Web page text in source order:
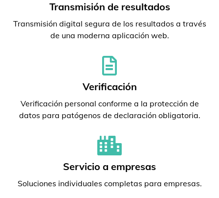
Transmisión de resultados
Transmisión digital segura de los resultados a través
de una moderna aplicación web.
Verificación
Verificación personal conforme a la protección de
datos para patógenos de declaración obligatoria.
Servicio a empresas
Soluciones individuales completas para empresas.